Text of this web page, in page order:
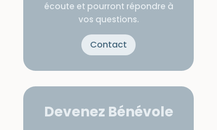
écoute et pourront répondre à
vos questions.
Contact
Devenez Bénévole